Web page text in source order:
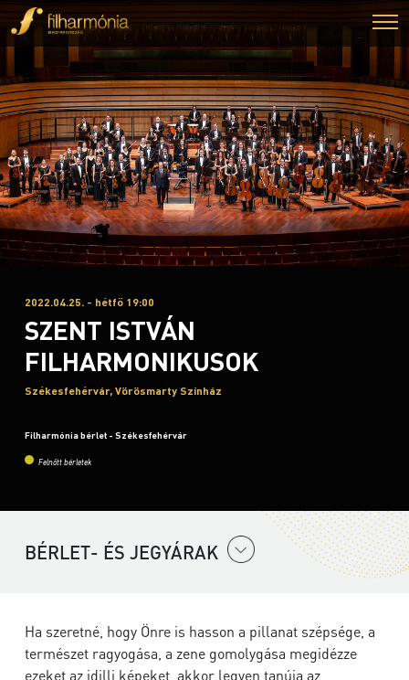
2022.04.25. - hétfő 19:00
SZENT ISTVÁN
FILHARMONIKUSOK
Székesfehérvár, Vörösmarty Színház
Filharmónia bérlet - Székesfehérvár
Felnőtt bérletek
BÉRLET- ÉS JEGYÁRAK
Ha szeretné, hogy Önre is hasson a pillanat szépsége, a
természet ragyogása, a zene gomolygása megidézze
ezeket az idilli képeket, akkor legyen tanúja az